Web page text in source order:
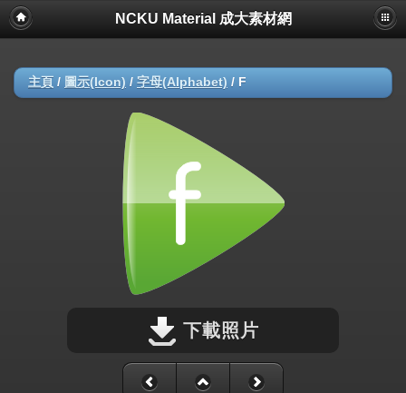
NCKU Material 成大素材網
主頁 / 圖示(Icon) / 字母(Alphabet) / F
下載照片